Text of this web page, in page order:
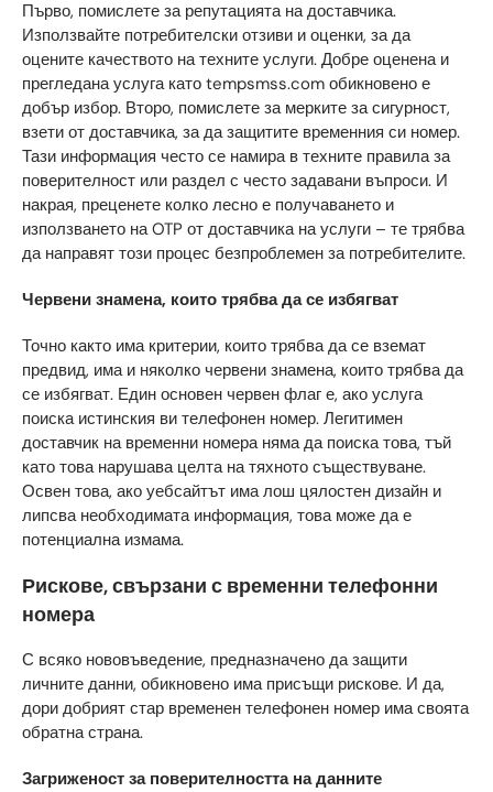
Първо, помислете за репутацията на доставчика.
Използвайте потребителски отзиви и оценки, за да
оцените качеството на техните услуги. Добре оценена и
прегледана услуга като tempsmss.com обикновено е
добър избор. Второ, помислете за мерките за сигурност,
взети от доставчика, за да защитите временния си номер.
Тази информация често се намира в техните правила за
поверителност или раздел с често задавани въпроси. И
накрая, преценете колко лесно е получаването и
използването на OTP от доставчика на услуги – те трябва
да направят този процес безпроблемен за потребителите.
Червени знамена, които трябва да се избягват
Точно както има критерии, които трябва да се вземат
предвид, има и няколко червени знамена, които трябва да
се избягват. Един основен червен флаг е, ако услуга
поиска истинския ви телефонен номер. Легитимен
доставчик на временни номера няма да поиска това, тъй
като това нарушава целта на тяхното съществуване.
Освен това, ако уебсайтът има лош цялостен дизайн и
липсва необходимата информация, това може да е
потенциална измама.
Рискове, свързани с временни телефонни
номера
С всяко нововъведение, предназначено да защити
личните данни, обикновено има присъщи рискове. И да,
дори добрият стар временен телефонен номер има своята
обратна страна.
Загриженост за поверителността на данните